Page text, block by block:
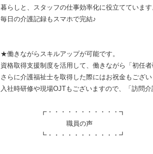
暮らしと、スタッフの仕事効率化に役立てています
毎日の介護記録もスマホで完結♪
★働きながらスキルアップが可能です。
資格取得支援制度を活用して、働きながら「初任
さらに介護福祉士を取得した際にはお祝金もござい
入社時研修や現場OJTもございますので、「訪問
┏・・・・・・・・・・・┓
職員の声
┗・・・・・・・・・・・┛